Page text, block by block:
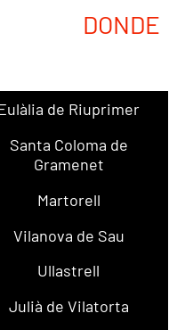
DONDE
de Riuprimer
Santa Coloma de
Gramenet
Martorell
Vilanova de Sau
Ullastrell
Julià de Vilatorta